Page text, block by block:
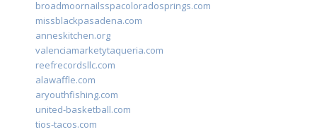
broadmoornailsspacoloradosprings.com
missblackpasadena.com
anneskitchen.org
valenciamarketytaqueria.com
reefrecordsllc.com
alawaffle.com
aryouthfishing.com
united-basketball.com
tios-tacos.com